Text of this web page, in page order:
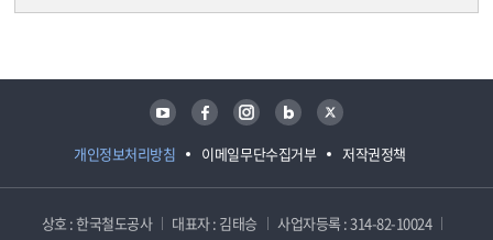
개인정보처리방침 이메일무단수집거부 저작권정책
유튜브 페이스북 인스타그램 블로그 트위터
상호 : 한국철도공사 대표자 : 김태승
사업자등록 : 314-82-10024